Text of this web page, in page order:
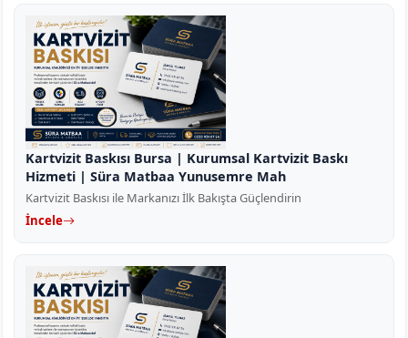
Kartvizit Baskısı Bursa | Kurumsal Kartvizit Baskı
Hizmeti | Süra Matbaa Yunusemre Mah
Kartvizit Baskısı ile Markanızı İlk Bakışta Güçlendirin
İncele